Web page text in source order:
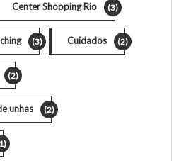
Center Shopping Rio (3)
(3) Cuidados (2)
(2)
unhas (2)